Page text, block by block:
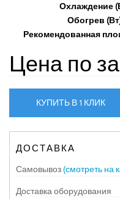
Охлаждение
Обогрев
Рекомендованная
Цена по
КУПИТЬ В 1 КЛИК
ДОСТАВКА
Самовывоз(смотреть на
Доставка оборудования